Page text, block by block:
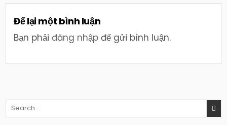
Để lại một bình luận
Bạn phảiđăng nhập để gửi bình luận.
Search